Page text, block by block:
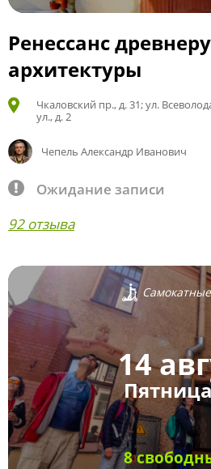
Ренессанс
архитектуры
Чкаловский пр., д. 31; ул.
ул., д. 2
Чепель Александр Иванович
Ожидание записи
92 отзыва
14
8